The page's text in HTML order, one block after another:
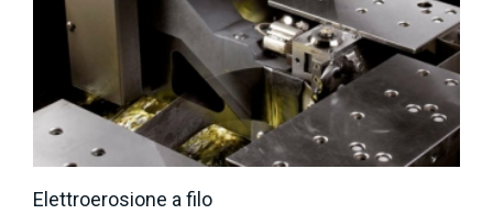
Elettroerosione a filo